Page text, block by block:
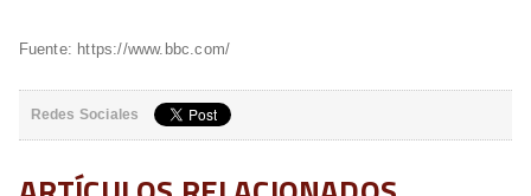
Fuente: https://www.bbc.com/
Redes Sociales